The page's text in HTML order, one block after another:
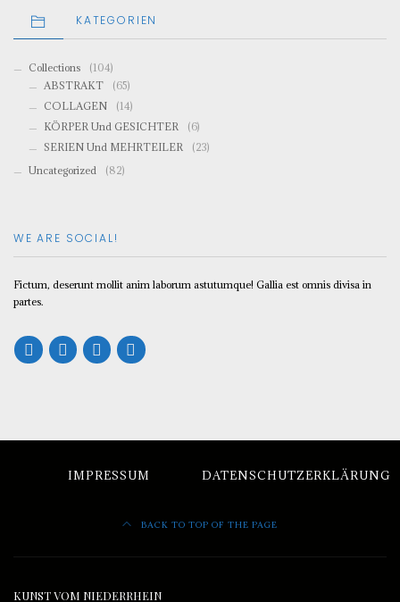
KATEGORIEN
Collections
(104)
ABSTRAKT
(65)
COLLAGEN
(14)
KÖRPER Und GESICHTER
(6)
SERIEN Und MEHRTEILER
(23)
Uncategorized
(82)
WE ARE SOCIAL!
Fictum, deserunt mollit anim laborum astutumque! Gallia est omnis divisa in
partes.
IMPRESSUM DATENSCHUTZERKLÄRUNG
BACK TO TOP OF THE PAGE
KUNST VOM NIEDERRHEIN